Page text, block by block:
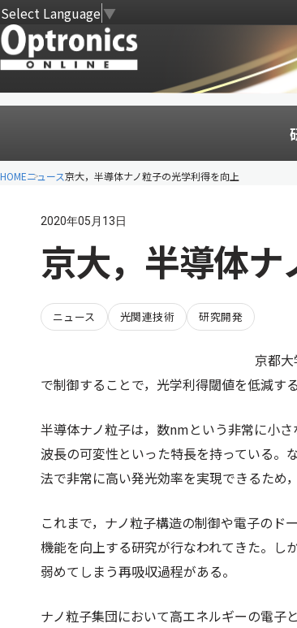
Select Language▼
HOMEニュース京大，半導体ナノ粒子の光学利得を向上
2020年05月13日
京大，半導体
ニュース 光関連技術 研究開発
京都
で制御することで，光学利得閾値を低減す
半導体ナノ粒⼦は，数nmという⾮常に⼩
波⻑の可変性といった特⻑を持っている。
法で⾮常に⾼い発光効率を実現できるため
これまで，ナノ粒⼦構造の制御や電⼦のド
機能を向上する研究が⾏なわれてきた。し
弱めてしまう再吸収過程がある。
ナノ粒⼦集団において⾼エネルギーの電⼦